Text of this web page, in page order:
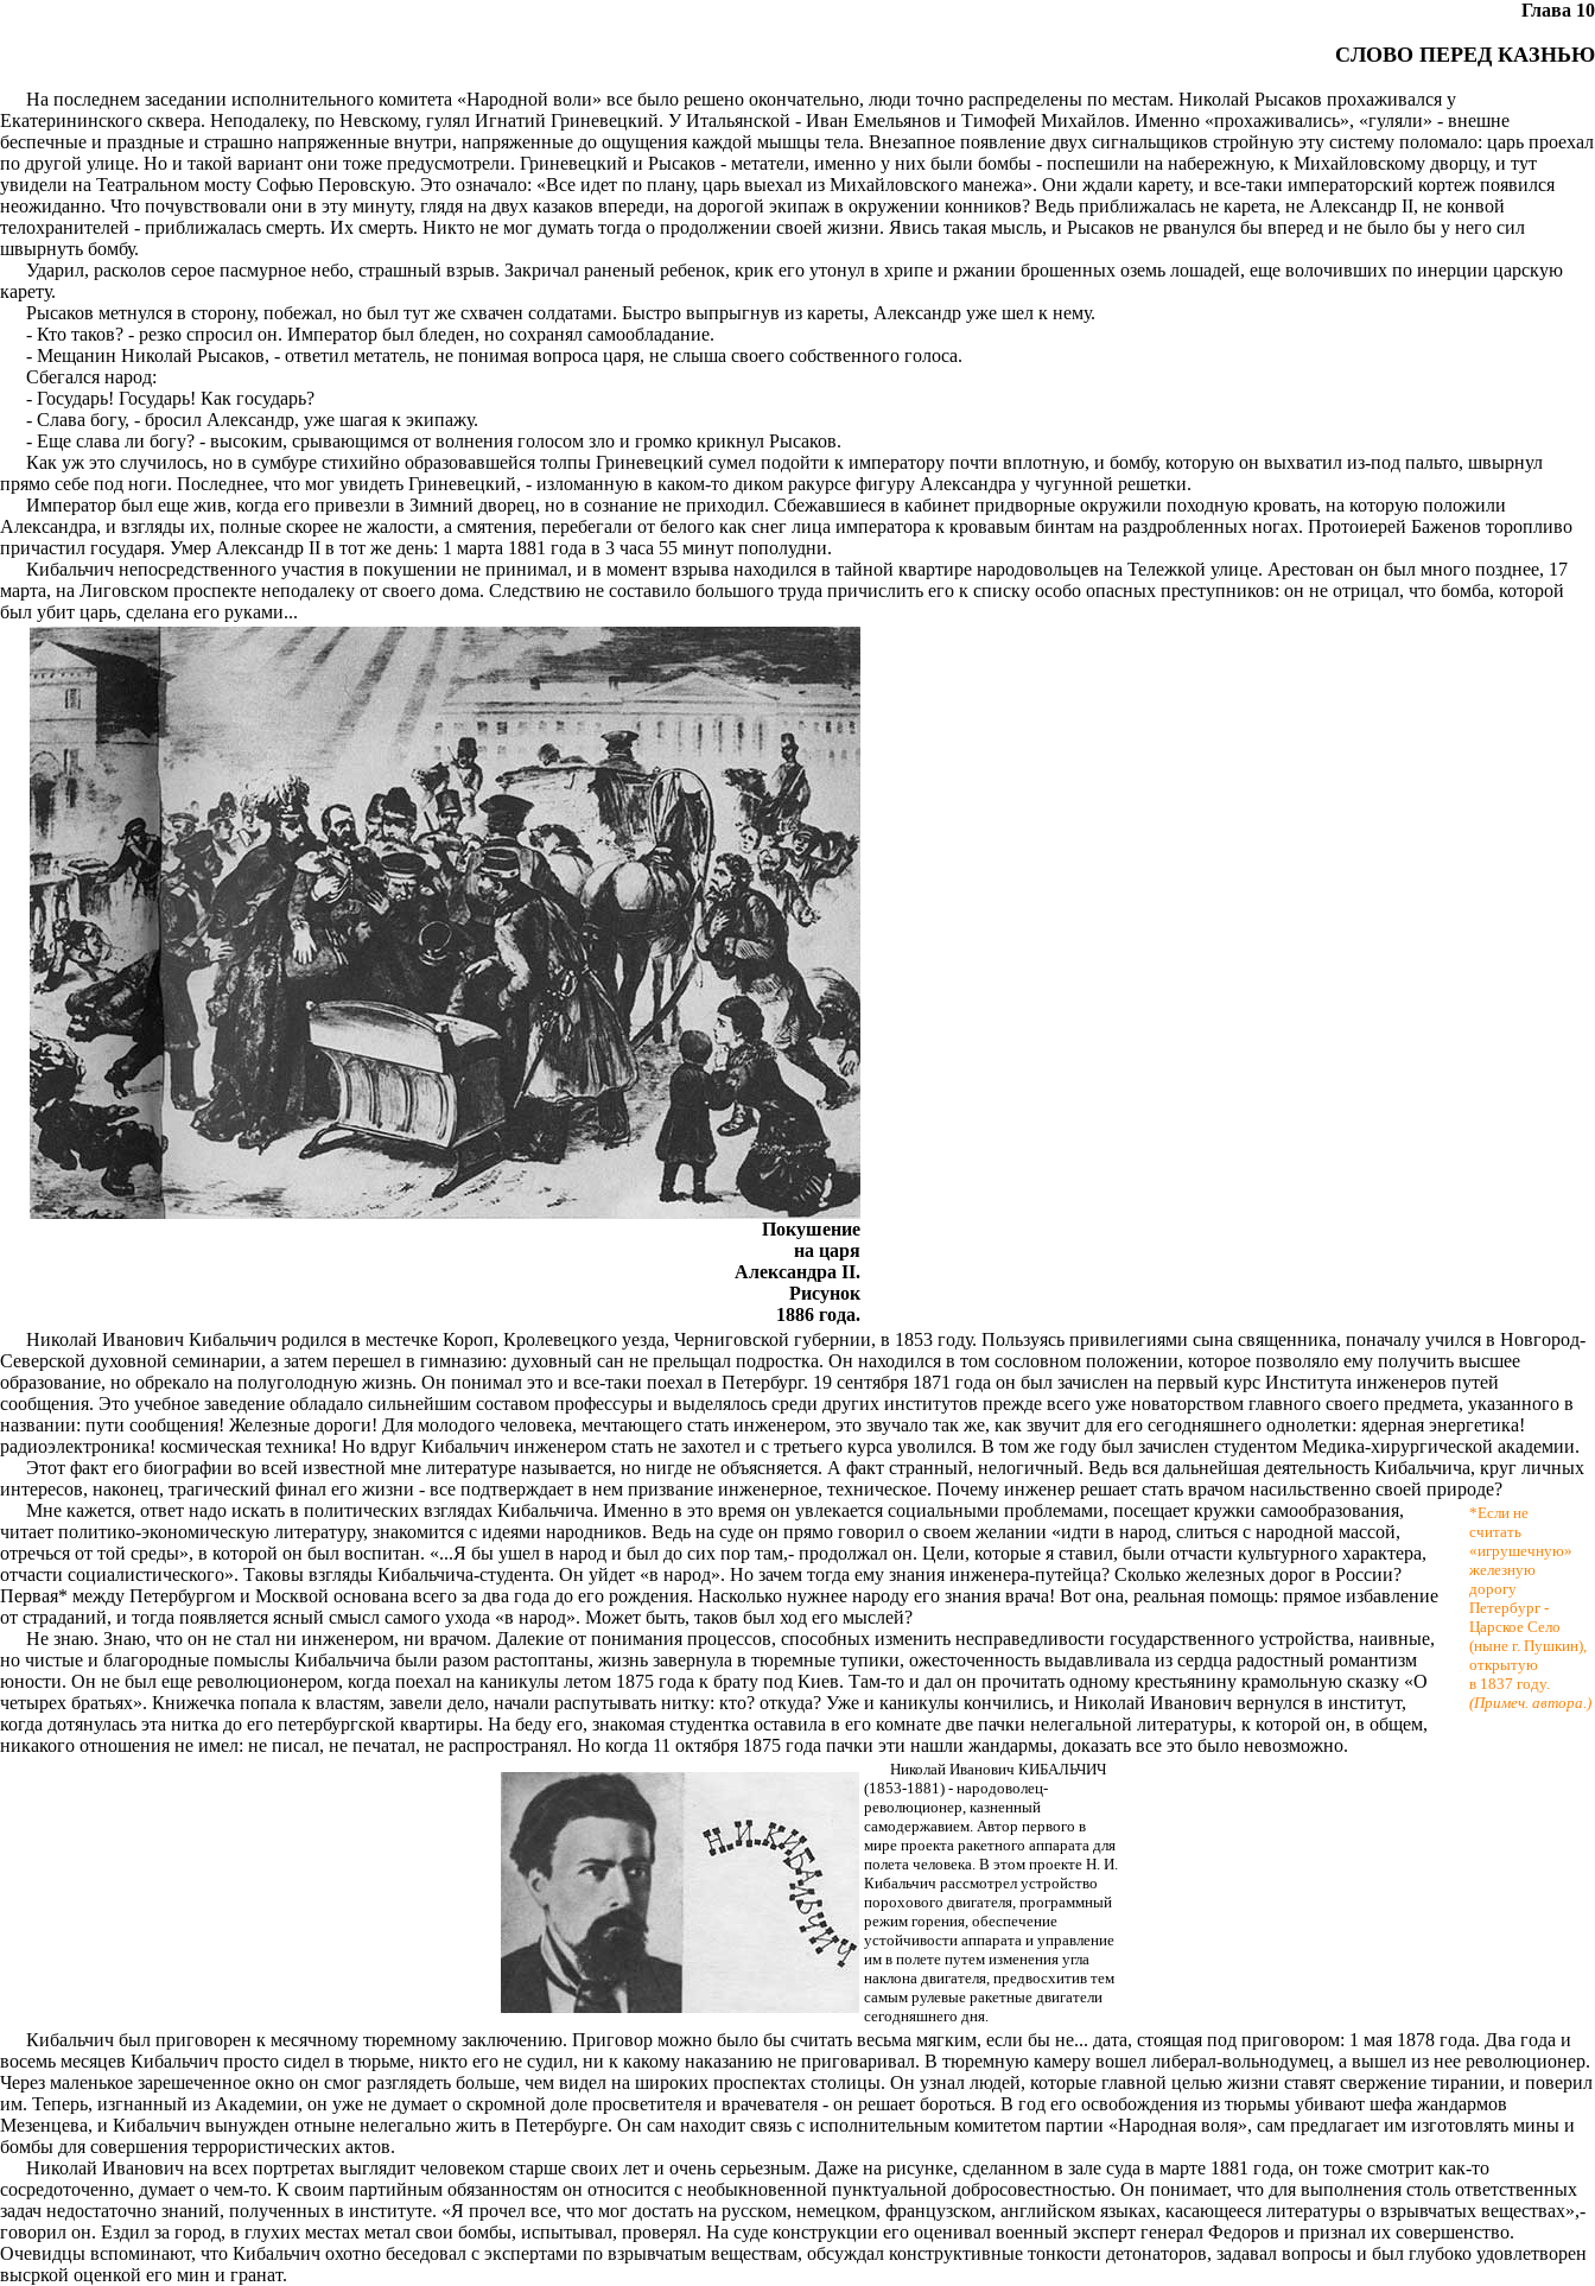
Глава 10
СЛОВО ПЕРЕД КАЗНЬЮ
На последнем заседании исполнительного комитета «Народной воли» все было решено окончательно, люди точно распределены по местам. Николай Рысаков прохаживался у
Екатерининского сквера. Неподалеку, по Невскому, гулял Игнатий Гриневецкий. У Итальянской - Иван Емельянов и Тимофей Михайлов. Именно «прохаживались», «гуляли» - внешне
беспечные и праздные и страшно напряженные внутри, напряженные до ощущения каждой мышцы тела. Внезапное появление двух сигнальщиков стройную эту систему поломало: царь проехал
по другой улице. Но и такой вариант они тоже предусмотрели. Гриневецкий и Рысаков - метатели, именно у них были бомбы - поспешили на набережную, к Михайловскому дворцу, и тут
увидели на Театральном мосту Софью Перовскую. Это означало: «Все идет по плану, царь выехал из Михайловского манежа». Они ждали карету, и все-таки императорский кортеж появился
неожиданно. Что почувствовали они в эту минуту, глядя на двух казаков впереди, на дорогой экипаж в окружении конников? Ведь приближалась не карета, не Александр II, не конвой
телохранителей - приближалась смерть. Их смерть. Никто не мог думать тогда о продолжении своей жизни. Явись такая мысль, и Рысаков не рванулся бы вперед и не было бы у него сил
швырнуть бомбу.
Ударил, расколов серое пасмурное небо, страшный взрыв. Закричал раненый ребенок, крик его утонул в хрипе и ржании брошенных оземь лошадей, еще волочивших по инерции царскую
карету.
Рысаков метнулся в сторону, побежал, но был тут же схвачен солдатами. Быстро выпрыгнув из кареты, Александр уже шел к нему.
- Кто таков? - резко спросил он. Император был бледен, но сохранял самообладание.
- Мещанин Николай Рысаков, - ответил метатель, не понимая вопроса царя, не слыша своего собственного голоса.
Сбегался народ:
- Государь! Государь! Как государь?
- Слава богу, - бросил Александр, уже шагая к экипажу.
- Еще слава ли богу? - высоким, срывающимся от волнения голосом зло и громко крикнул Рысаков.
Как уж это случилось, но в сумбуре стихийно образовавшейся толпы Гриневецкий сумел подойти к императору почти вплотную, и бомбу, которую он выхватил из-под пальто, швырнул
прямо себе под ноги. Последнее, что мог увидеть Гриневецкий, - изломанную в каком-то диком ракурсе фигуру Александра у чугунной решетки.
Император был еще жив, когда его привезли в Зимний дворец, но в сознание не приходил. Сбежавшиеся в кабинет придворные окружили походную кровать, на которую положили
Александра, и взгляды их, полные скорее не жалости, а смятения, перебегали от белого как снег лица императора к кровавым бинтам на раздробленных ногах. Протоиерей Баженов торопливо
причастил государя. Умер Александр II в тот же день: 1 марта 1881 года в 3 часа 55 минут пополудни.
Кибальчич непосредственного участия в покушении не принимал, и в момент взрыва находился в тайной квартире народовольцев на Тележкой улице. Арестован он был много позднее, 17
марта, на Лиговском проспекте неподалеку от своего дома. Следствию не составило большого труда причислить его к списку особо опасных преступников: он не отрицал, что бомба, которой
был убит царь, сделана его руками...
Покушение
на царя
Александра II.
Рисунок
1886 года.
Николай Иванович Кибальчич родился в местечке Короп, Кролевецкого уезда, Черниговской губернии, в 1853 году. Пользуясь привилегиями сына священника, поначалу учился в Новгород-
Северской духовной семинарии, а затем перешел в гимназию: духовный сан не прельщал подростка. Он находился в том сословном положении, которое позволяло ему получить высшее
образование, но обрекало на полуголодную жизнь. Он понимал это и все-таки поехал в Петербург. 19 сентября 1871 года он был зачислен на первый курс Института инженеров путей
сообщения. Это учебное заведение обладало сильнейшим составом профессуры и выделялось среди других институтов прежде всего уже новаторством главного своего предмета, указанного в
названии: пути сообщения! Железные дороги! Для молодого человека, мечтающего стать инженером, это звучало так же, как звучит для его сегодняшнего однолетки: ядерная энергетика!
радиоэлектроника! космическая техника! Но вдруг Кибальчич инженером стать не захотел и с третьего курса уволился. В том же году был зачислен студентом Медика-хирургической академии.
Этот факт его биографии во всей известной мне литературе называется, но нигде не объясняется. А факт странный, нелогичный. Ведь вся дальнейшая деятельность Кибальчича, круг личных
интересов, наконец, трагический финал его жизни - все подтверждает в нем призвание инженерное, техническое. Почему инженер решает стать врачом насильственно своей природе?
*Если не
считать
«игрушечную»
железную
дорогу
Петербург -
Царское Село
(ныне г. Пушкин),
открытую
в 1837 году.
(Примеч. автора.)
Мне кажется, ответ надо искать в политических взглядах Кибальчича. Именно в это время он увлекается социальными проблемами, посещает кружки самообразования,
читает политико-экономическую литературу, знакомится с идеями народников. Ведь на суде он прямо говорил о своем желании «идти в народ, слиться с народной массой,
отречься от той среды», в которой он был воспитан. «...Я бы ушел в народ и был до сих пор там,- продолжал он. Цели, которые я ставил, были отчасти культурного характера,
отчасти социалистического». Таковы взгляды Кибальчича-студента. Он уйдет «в народ». Но зачем тогда ему знания инженера-путейца? Сколько железных дорог в России?
Первая* между Петербургом и Москвой основана всего за два года до его рождения. Насколько нужнее народу его знания врача! Вот она, реальная помощь: прямое избавление
от страданий, и тогда появляется ясный смысл самого ухода «в народ». Может быть, таков был ход его мыслей?
Не знаю. Знаю, что он не стал ни инженером, ни врачом. Далекие от понимания процессов, способных изменить несправедливости государственного устройства, наивные,
но чистые и благородные помыслы Кибальчича были разом растоптаны, жизнь завернула в тюремные тупики, ожесточенность выдавливала из сердца радостный романтизм
юности. Он не был еще революционером, когда поехал на каникулы летом 1875 года к брату под Киев. Там-то и дал он прочитать одному крестьянину крамольную сказку «О
четырех братьях». Книжечка попала к властям, завели дело, начали распутывать нитку: кто? откуда? Уже и каникулы кончились, и Николай Иванович вернулся в институт,
когда дотянулась эта нитка до его петербургской квартиры. На беду его, знакомая студентка оставила в его комнате две пачки нелегальной литературы, к которой он, в общем,
никакого отношения не имел: не писал, не печатал, не распространял. Но когда 11 октября 1875 года пачки эти нашли жандармы, доказать все это было невозможно.
Николай Иванович КИБАЛЬЧИЧ
(1853-1881) - народоволец-
революционер, казненный
самодержавием. Автор первого в
мире проекта ракетного аппарата для
полета человека. В этом проекте Н. И.
Кибальчич рассмотрел устройство
порохового двигателя, программный
режим горения, обеспечение
устойчивости аппарата и управление
им в полете путем изменения угла
наклона двигателя, предвосхитив тем
самым рулевые ракетные двигатели
сегодняшнего дня.
Кибальчич был приговорен к месячному тюремному заключению. Приговор можно было бы считать весьма мягким, если бы не... дата, стоящая под приговором: 1 мая 1878 года. Два года и
восемь месяцев Кибальчич просто сидел в тюрьме, никто его не судил, ни к какому наказанию не приговаривал. В тюремную камеру вошел либерал-вольнодумец, а вышел из нее революционер.
Через маленькое зарешеченное окно он смог разглядеть больше, чем видел на широких проспектах столицы. Он узнал людей, которые главной целью жизни ставят свержение тирании, и поверил
им. Теперь, изгнанный из Академии, он уже не думает о скромной доле просветителя и врачевателя - он решает бороться. В год его освобождения из тюрьмы убивают шефа жандармов
Мезенцева, и Кибальчич вынужден отныне нелегально жить в Петербурге. Он сам находит связь с исполнительным комитетом партии «Народная воля», сам предлагает им изготовлять мины и
бомбы для совершения террористических актов.
Николай Иванович на всех портретах выглядит человеком старше своих лет и очень серьезным. Даже на рисунке, сделанном в зале суда в марте 1881 года, он тоже смотрит как-то
сосредоточенно, думает о чем-то. К своим партийным обязанностям он относится с необыкновенной пунктуальной добросовестностью. Он понимает, что для выполнения столь ответственных
задач недостаточно знаний, полученных в институте. «Я прочел все, что мог достать на русском, немецком, французском, английском языках, касающееся литературы о взрывчатых веществах»,-
говорил он. Ездил за город, в глухих местах метал свои бомбы, испытывал, проверял. На суде конструкции его оценивал военный эксперт генерал Федоров и признал их совершенство.
Очевидцы вспоминают, что Кибальчич охотно беседовал с экспертами по взрывчатым веществам, обсуждал конструктивные тонкости детонаторов, задавал вопросы и был глубоко удовлетворен
высркой оценкой его мин и гранат.